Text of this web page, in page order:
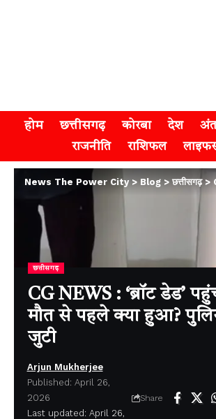
होम छत्तीसगढ़ कोरबा देश
राजनीति
राशिफल
News The Power City> Blog > छत्तीसगढ़>
छत्तीसगढ़
CG NEWS : ‘ब्रॉट डेड’
मौत से पहले क्या हुआ?
जुटी
Last updated: April 26,
Arjun Mukherjee
Published: April 26,
2026
Share